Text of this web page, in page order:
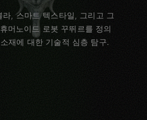
라, 스마트 텍스타일, 그리고 그
머노이드 로봇 꾸뛰르를 정의
재에 대한 기술적 심층 탐구.